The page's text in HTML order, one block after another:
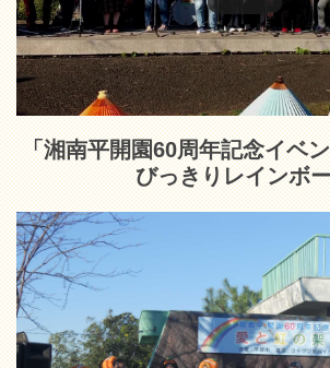
「湘南平開園60周年記念イベ
びっきりレインボ